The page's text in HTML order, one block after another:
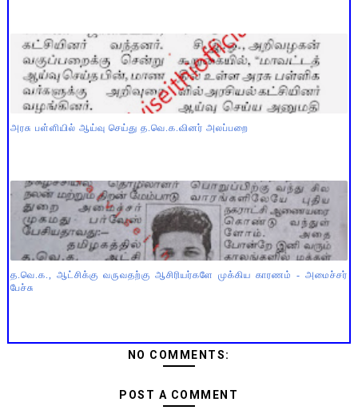
அரசு பள்ளியில் ஆய்வு செய்து த.வெ.க.வினர் அலப்பறை
த.வெ.க., ஆட்சிக்கு வருவதற்கு ஆசிரியர்களே முக்கிய காரணம் - அமைச்சர்
பேச்சு
NO COMMENTS:
POST A COMMENT